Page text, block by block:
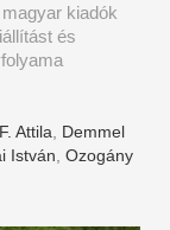
kiadók
és
Attila
Demmel
István Ozogány